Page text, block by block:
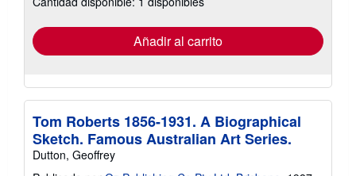
tarifas
envío
Añadir al carrito
Tom Roberts 1856-1931. A Biographical
Sketch. Famous Australian Art Series.
Dutton, Geoffrey